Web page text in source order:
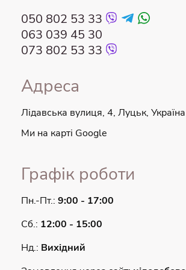
050 802 53 33
063 039 45 30
073 802 53 33
Адреса
Лідавська вулиця, 4, Луцьк, Україна
Ми на карті Google
Графік роботи
Пн.-Пт.: 9:00 - 17:00
Сб.: 12:00 - 15:00
Нд.: Вихідний